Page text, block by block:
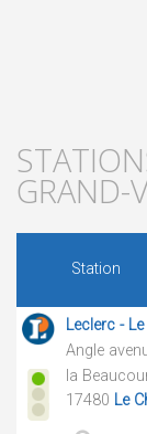
GRAND-
Station
Leclerc -
Angle
la
17480 Le